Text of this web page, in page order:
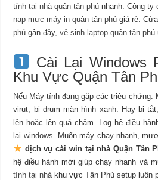
tính tại nhà quận tân phú nhanh. Công ty
nạp mực máy in quận tân phú giá rẻ.
phú gần đây,vệ sinh laptop quận tân phú
Cài Lại Windows
Khu Vực Quận Tân
Nếu Máy tính đang gặp các triệu chứng:
virut, bị drum màn hình xanh. Hay bị
lên hoặc lên quá chậm. Log hệ điều
lại windows. Muốn máy chạy nhanh,
dịch vụ cài win tại nhà Quận Tân
hệ điều hành mới giúp chạy nhanh và
tính tại nhà khu vực Tân Phú setup luôn